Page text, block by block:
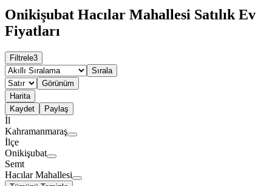
Onikişubat Hacılar Mahallesi Satılık Ev
Fiyatları
Filtrele3
Sırala
Görünüm
Harita
Kaydet
Paylaş
İl
Kahramanmaraş
İlçe
Onikişubat
Semt
Hacılar Mahallesi